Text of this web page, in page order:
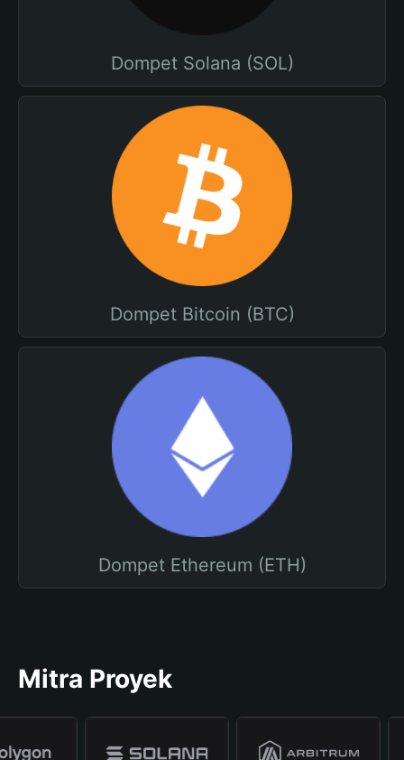
Dompet Solana (SOL)
Dompet Bitcoin (BTC)
Dompet Ethereum (ETH)
Mitra Proyek